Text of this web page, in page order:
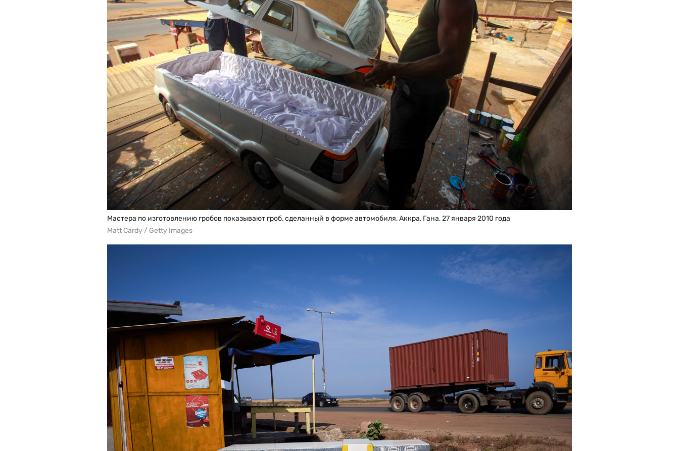
Мастера по изготовлению гробов показывают гроб, сделанный в форме автомобиля, Аккра, Гана, 27 января 2010 года
Matt Cardy / Getty Images